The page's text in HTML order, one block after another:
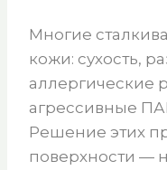
Многие
кожи: сухость,
аллергические
агрессивные
Решение этих
поверхности —